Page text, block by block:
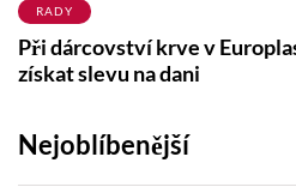
RADY
Při dárcovství krve v
získat slevu na dani
Nejoblíbenější